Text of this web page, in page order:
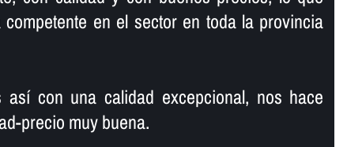
en el sector en toda la provincia
así­ con una calidad excepcional, nos hace
precio muy buena.